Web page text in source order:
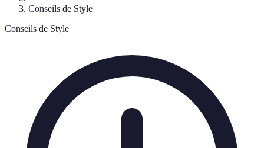
Conseils de Style
Conseils de Style